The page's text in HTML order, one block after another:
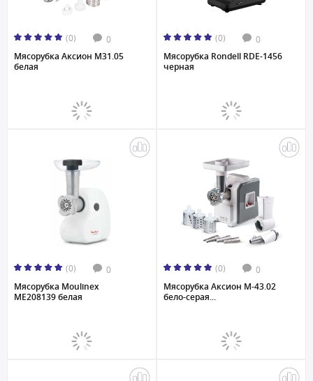
(0) 0
Мясорубка Аксион М31.05
белая
(0) 0
Мясорубка Rondell RDE-1456
черная
(0) 0
Мясорубка Moulinex
ME208139 белая
(0) 0
Мясорубка Аксион M-43.02
бело-серая...